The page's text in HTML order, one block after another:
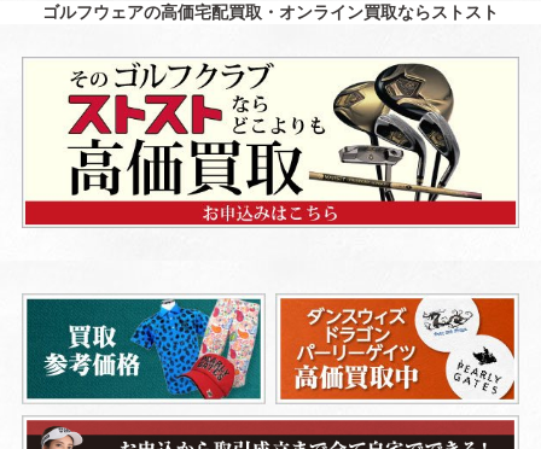
ゴルフウェアの高価宅配買取・オンライン買取ならストスト